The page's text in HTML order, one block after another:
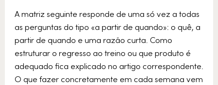
A matriz seguinte responde de uma só vez a todas
as perguntas do tipo «a partir de quando»: o quê, a
partir de quando e uma razão curta. Como
estruturar o regresso ao treino ou que produto é
adequado fica explicado no artigo correspondente.
O que fazer concretamente em cada semana vem